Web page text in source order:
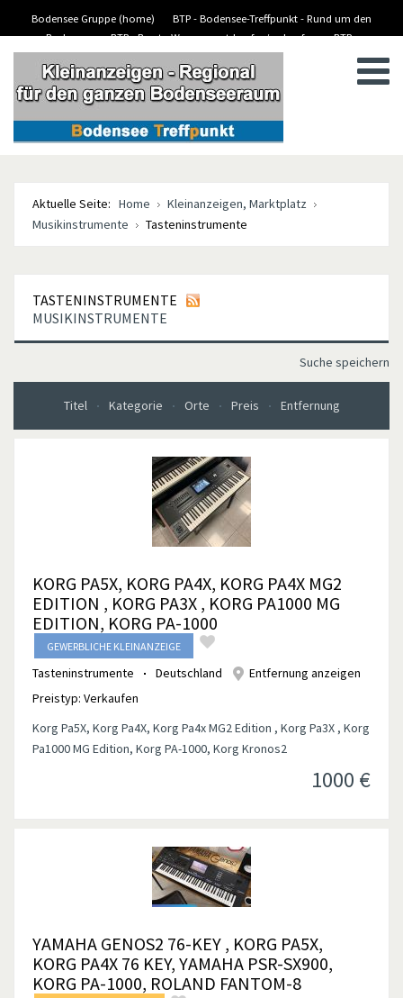
Bodensee Gruppe (home)
BTP - Bodensee-Treffpunkt - Rund um den
Bodensee
BTP - Boote-Wassersport-kaufen/verkaufen
BTP -
BTP - Kleinanzeigen
Aktuelle Seite: Home
Kleinanzeigen, Marktplatz
Musikinstrumente
Tasteninstrumente
TASTENINSTRUMENTE
MUSIKINSTRUMENTE
Suche speichern
Titel Kategorie Orte Preis Entfernung
KORG PA5X, KORG PA4X, KORG PA4X MG2
EDITION , KORG PA3X , KORG PA1000 MG
EDITION, KORG PA-1000
GEWERBLICHE KLEINANZEIGE
Tasteninstrumente Deutschland
Entfernung anzeigen
Preistyp: Verkaufen
Korg Pa5X, Korg Pa4X, Korg Pa4x MG2 Edition , Korg Pa3X , Korg
Pa1000 MG Edition, Korg PA-1000, Korg Kronos2
1000 €
YAMAHA GENOS2 76-KEY , KORG PA5X,
KORG PA4X 76 KEY, YAMAHA PSR-SX900,
KORG PA-1000, ROLAND FANTOM-8